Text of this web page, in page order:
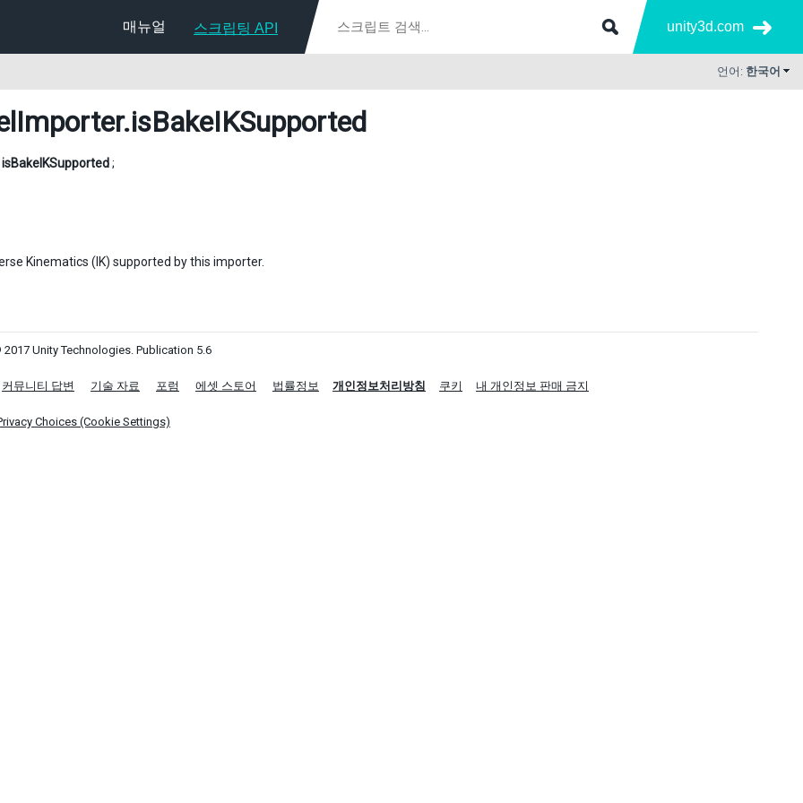
매뉴얼 스크립팅 API unity3d.com
언어: 한국어
.isBakeIKSupported
isBakeIKSupported;
Kinematics (IK) supported by this importer.
Unity Technologies. Publication 5.6
커뮤니티 답변 기술 자료 포럼 에셋 스토어 법률정보 개인정보처리방침 쿠키 내 개인정보 판매 금지
Choices (Cookie Settings)